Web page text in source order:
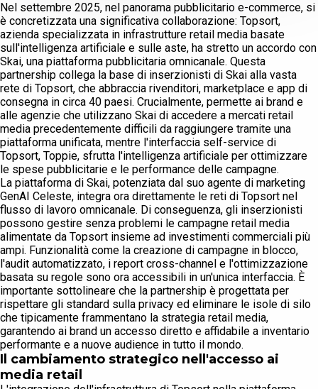
Nel settembre 2025, nel panorama pubblicitario e-commerce, si
è concretizzata una significativa collaborazione: Topsort,
azienda specializzata in infrastrutture retail media basate
sull'intelligenza artificiale e sulle aste, ha stretto un accordo con
Skai, una piattaforma pubblicitaria omnicanale. Questa
partnership collega la base di inserzionisti di Skai alla vasta
rete di Topsort, che abbraccia rivenditori, marketplace e app di
consegna in circa 40 paesi. Crucialmente, permette ai brand e
alle agenzie che utilizzano Skai di accedere a mercati retail
media precedentemente difficili da raggiungere tramite una
piattaforma unificata, mentre l'interfaccia self-service di
Topsort, Toppie, sfrutta l'intelligenza artificiale per ottimizzare
le spese pubblicitarie e le performance delle campagne.
La piattaforma di Skai, potenziata dal suo agente di marketing
GenAI Celeste, integra ora direttamente le reti di Topsort nel
flusso di lavoro omnicanale. Di conseguenza, gli inserzionisti
possono gestire senza problemi le campagne retail media
alimentate da Topsort insieme ad investimenti commerciali più
ampi. Funzionalità come la creazione di campagne in blocco,
l'audit automatizzato, i report cross-channel e l'ottimizzazione
basata su regole sono ora accessibili in un'unica interfaccia. È
importante sottolineare che la partnership è progettata per
rispettare gli standard sulla privacy ed eliminare le isole di silo
che tipicamente frammentano la strategia retail media,
garantendo ai brand un accesso diretto e affidabile a inventario
performante e a nuove audience in tutto il mondo.
Il cambiamento strategico nell'accesso ai
media retail